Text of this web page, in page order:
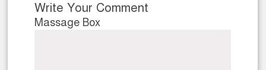
Write Your Comment
Massage Box